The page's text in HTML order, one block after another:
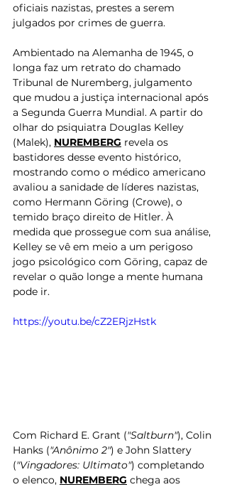
oficiais nazistas, prestes a serem
julgados por crimes de guerra.
Ambientado na Alemanha de 1945, o
longa faz um retrato do chamado
Tribunal de Nuremberg, julgamento
que mudou a justiça internacional após
a Segunda Guerra Mundial. A partir do
olhar do psiquiatra Douglas Kelley
(Malek), NUREMBERG revela os
bastidores desse evento histórico,
mostrando como o médico americano
avaliou a sanidade de líderes nazistas,
como Hermann Göring (Crowe), o
temido braço direito de Hitler. À
medida que prossegue com sua análise,
Kelley se vê em meio a um perigoso
jogo psicológico com Göring, capaz de
revelar o quão longe a mente humana
pode ir.
https://youtu.be/cZ2ERjzHstk
Com Richard E. Grant ("Saltburn"), Colin
Hanks ("Anônimo 2") e John Slattery
("Vingadores: Ultimato") completando
o elenco, NUREMBERG chega aos